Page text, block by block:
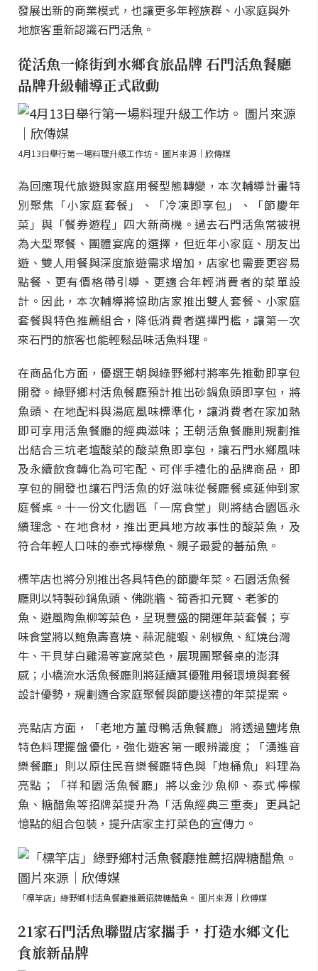
發展出新的商業模式，也讓更多年輕族群、小家庭與外
地旅客重新認識石門活魚。
從活魚一條街到水鄉食旅品牌 石門活魚餐廳
品牌升級輔導正式啟動
4月13日舉行第一場料理升級工作坊。 圖片來源｜欣傳媒
為回應現代旅遊與家庭用餐型態轉變，本次輔導計畫特
別聚焦「小家庭套餐」、「冷凍即享包」、「節慶年
菜」與「餐券遊程」四大新商機。過去石門活魚常被視
為大型聚餐、團體宴席的選擇，但近年小家庭、朋友出
遊、雙人用餐與深度旅遊需求增加，店家也需要更容易
點餐、更有價格帶引導、更適合年輕消費者的菜單設
計。因此，本次輔導將協助店家推出雙人套餐、小家庭
套餐與特色推薦組合，降低消費者選擇門檻，讓第一次
來石門的旅客也能輕鬆品味活魚料理。
在商品化方面，優選王朝與綠野鄉村將率先推動即享包
開發。綠野鄉村活魚餐廳預計推出砂鍋魚頭即享包，將
魚頭、在地配料與湯底風味標準化，讓消費者在家加熱
即可享用活魚餐廳的經典滋味；王朝活魚餐廳則規劃推
出結合三坑老壇酸菜的酸菜魚即享包，讓石門水鄉風味
及永續飲食轉化為可宅配、可伴手禮化的品牌商品，即
享包的開發也讓石門活魚的好滋味從餐廳餐桌延伸到家
庭餐桌。十一份文化園區「一席食堂」則將結合園區永
續理念、在地食材，推出更具地方故事性的酸菜魚，及
符合年輕人口味的泰式檸檬魚、親子最愛的蕃茄魚。
標竿店也將分別推出各具特色的節慶年菜。石園活魚餐
廳則以特製砂鍋魚頭、佛跳牆、筍香扣元寶、老爹的
魚、避風陶魚柳等菜色，呈現豐盛的開運年菜套餐；亨
味食堂將以鮑魚壽喜燒、蒜泥龍蝦、剁椒魚、紅燒台灣
牛、干貝芽白雞湯等宴席菜色，展現團聚餐桌的澎湃
感；小橋流水活魚餐廳則將延續其優雅用餐環境與套餐
設計優勢，規劃適合家庭聚餐與節慶送禮的年菜提案。
亮點店方面，「老地方薑母鴨活魚餐廳」將透過鹽烤魚
特色料理擺盤優化，強化遊客第一眼辨識度；「湧進音
樂餐廳」則以原住民音樂餐廳特色與「炮桶魚」料理為
亮點；「祥和園活魚餐廳」將以金沙魚柳、泰式檸檬
魚、糖醋魚等招牌菜提升為「活魚經典三重奏」更具記
憶點的組合包裝，提升店家主打菜色的宣傳力。
「標竿店」綠野鄉村活魚餐廳推薦招牌糖醋魚。 圖片來源｜欣傅媒
21家石門活魚聯盟店家攜手，打造水鄉文化
食旅新品牌